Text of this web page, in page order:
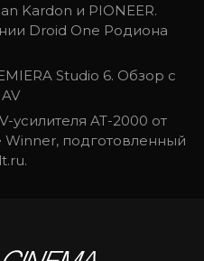
Kardon и PIONEER.
Droid One Родиона
Studio 6. Обзор с
AT-2000 от
Winner, подготовленный